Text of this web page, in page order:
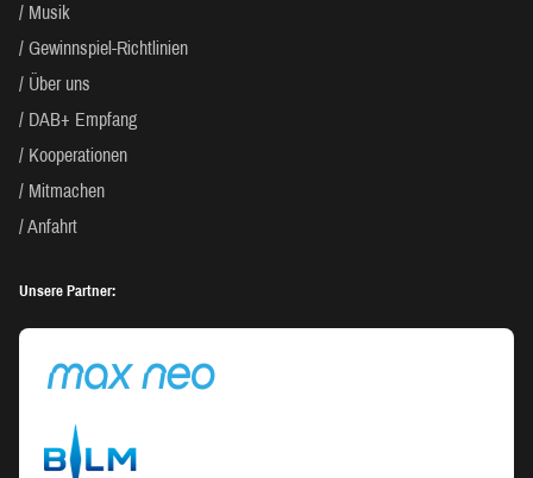
Musik
Gewinnspiel-Richtlinien
Über uns
DAB+ Empfang
Kooperationen
Mitmachen
Anfahrt
Unsere Partner: